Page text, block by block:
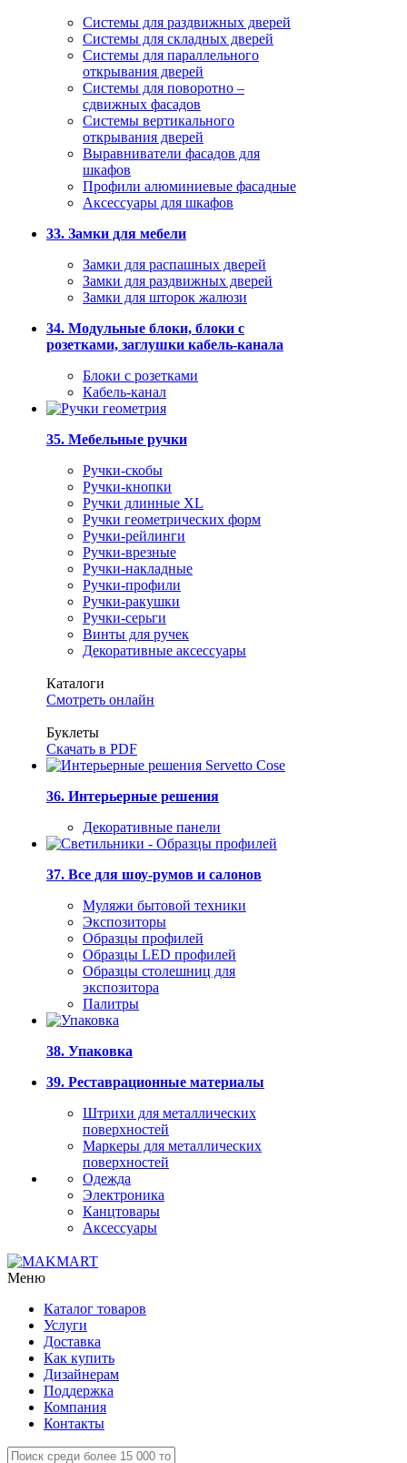
Системы для раздвижных дверей
Системы для складных дверей
Системы для параллельного
открывания дверей
Системы для поворотно –
сдвижных фасадов
Системы вертикального
открывания дверей
Выравниватели фасадов для
шкафов
Профили алюминиевые фасадные
Аксессуары для шкафов
33. Замки для мебели
Замки для распашных дверей
Замки для раздвижных дверей
Замки для шторок жалюзи
34. Модульные блоки, блоки с
розетками, заглушки кабель-канала
Блоки с розетками
Кабель-канал
35. Мебельные ручки
Ручки-скобы
Ручки-кнопки
Ручки длинные XL
Ручки геометрических форм
Ручки-рейлинги
Ручки-врезные
Ручки-накладные
Ручки-профили
Ручки-ракушки
Ручки-серьги
Винты для ручек
Декоративные аксессуары
Каталоги
Смотреть онлайн
Буклеты
Скачать в PDF
36. Интерьерные решения
Декоративные панели
37. Все для шоу-румов и салонов
Муляжи бытовой техники
Экспозиторы
Образцы профилей
Образцы LED профилей
Образцы столешниц для
экспозитора
Палитры
38. Упаковка
39. Реставрационные материалы
Штрихи для металлических
поверхностей
Маркеры для металлических
поверхностей
Одежда
Электроника
Канцтовары
Аксессуары
Меню
Каталог товаров
Услуги
Доставка
Как купить
Дизайнерам
Поддержка
Компания
Контакты